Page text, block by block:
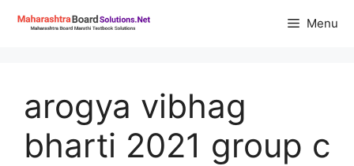
Menu
arogya vibhag
bharti 2021 group c